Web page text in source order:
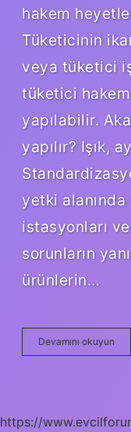
hakem
Tüketicinin
veya tüketici
tüketici
yapılabilir.
yapılır? Işık,
yetki alanında
istasyonları
sorunların
ürünlerin…
Devamını okuyun
130
https://